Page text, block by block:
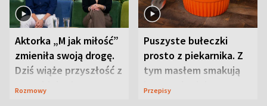
Aktorka „M jak miłość”
zmieniła swoją drogę.
Dziś wiąże przyszłość z
neurobiologią
Rozmowy
Puszyste bułeczki
prosto z piekarnika. Z
tym masłem smakują
jeszcze lepiej
Przepisy